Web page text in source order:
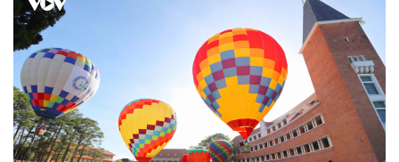
Văn hóa
Sân khấu - Điện ảnh
Văn học
Âm nhạc
Di sản
Giải trí
Nghệ sĩ
Thời trang
Sao Việt